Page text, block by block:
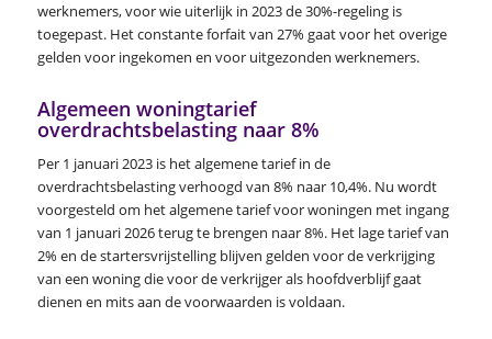
werknemers, voor wie uiterlijk in 2023 de 30%-regeling is
toegepast. Het constante forfait van 27% gaat voor het overige
gelden voor ingekomen en voor uitgezonden werknemers.
Algemeen woningtarief
overdrachtsbelasting naar 8%
Per 1 januari 2023 is het algemene tarief in de
overdrachtsbelasting verhoogd van 8% naar 10,4%. Nu wordt
voorgesteld om het algemene tarief voor woningen met ingang
van 1 januari 2026 terug te brengen naar 8%. Het lage tarief van
2% en de startersvrijstelling blijven gelden voor de verkrijging
van een woning die voor de verkrijger als hoofdverblijf gaat
dienen en mits aan de voorwaarden is voldaan.